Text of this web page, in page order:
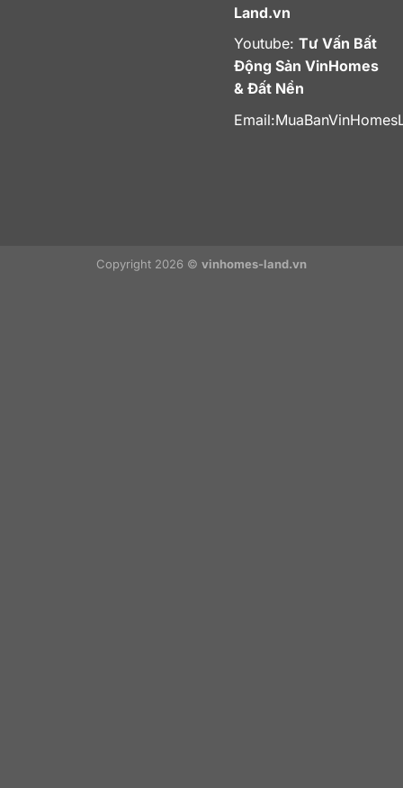
Land.vn
Youtube: Tư Vấn Bất
Động Sản VinHomes
& Đất Nền
Email:
Copyright 2026 © vinhomes-land.vn